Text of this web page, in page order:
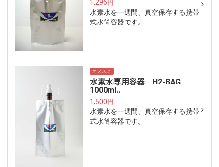
1,296円
水素水を一週間、真空保存する携帯
式水筒容器です。
オススメ
水素水専用容器 H2-BAG
1000ml..
1,500円
水素水を一週間、真空保存する携帯
式水筒容器です。